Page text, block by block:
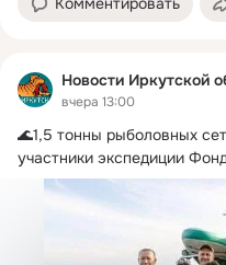
Новости Иркутской
вчера 13:00
🌊1,5 тонны рыболовных
участники экспедиции